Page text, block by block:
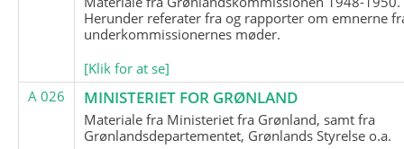
Herunder referater fra og rapporter om emnerne
underkommissionernes møder.
[Klik for at se]
A 026
MINISTERIET FOR GRØNLAND
Materiale fra Ministeriet fra Grønland, samt fra
Grønlandsdepartementet, Grønlands Styrelse o.a.